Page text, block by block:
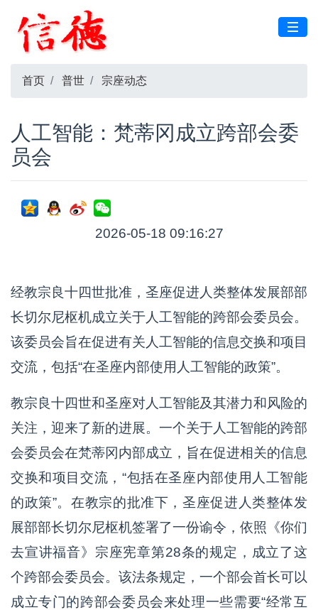
首页 普世 宗座动态
人工智能：梵蒂冈成立跨部会委
员会
2026-05-18 09:16:27
经教宗良十四世批准，圣座促进人类整体发展部部
长切尔尼枢机成立关于人工智能的跨部会委员会。
该委员会旨在促进有关人工智能的信息交换和项目
交流，包括“在圣座内部使用人工智能的政策”。
教宗良十四世和圣座对人工智能及其潜力和风险的
关注，迎来了新的进展。一个关于人工智能的跨部
会委员会在梵蒂冈内部成立，旨在促进相关的信息
交换和项目交流，“包括在圣座内部使用人工智能
的政策”。在教宗的批准下，圣座促进人类整体发
展部部长切尔尼枢机签署了一份谕令，依照《你们
去宣讲福音》宗座宪章第28条的规定，成立了这
个跨部会委员会。该法条规定，一个部会首长可以
成立专门的跨部会委员会来处理一些需要“经常互